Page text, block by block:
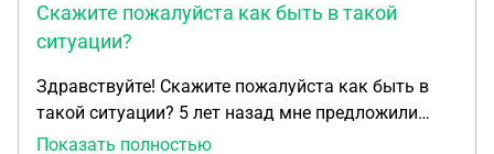
Скажите пожалуйста как быть в такой
ситуации?
Здравствуйте! Скажите пожалуйста как быть в
такой ситуации? 5 лет назад мне предложили
работу.. Заключалась работа в том что я должен
Показать полностью